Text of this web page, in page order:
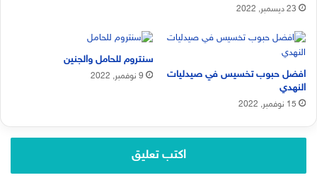
23 ديسمبر, 2022
افضل حبوب تخسيس في صيدليات
النهدي
15 نوفمبر, 2022
سنتروم للحامل والجنين
9 نوفمبر, 2022
اكتب تعليق